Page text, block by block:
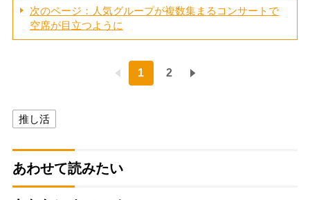
次のページ：人気グループが複数集まるコンサートで
空席が目立つように
1 2
推し活
あわせて読みたい